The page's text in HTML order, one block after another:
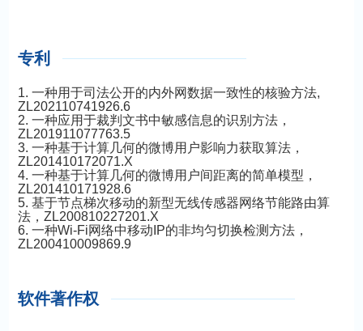
专利
1. 一种用于司法公开的内外网数据一致性的核验方法,
ZL202110741926.6
2. 一种应用于裁判文书中敏感信息的识别方法，
ZL201911077763.5
3. 一种基于计算几何的微博用户影响力获取算法，
ZL201410172071.X
4. 一种基于计算几何的微博用户间距离的简单模型，
ZL201410171928.6
5. 基于节点梯次移动的新型无线传感器网络节能路由算
法，ZL200810227201.X
6. 一种Wi-Fi网络中移动IP的非均匀切换检测方法，
ZL200410009869.9
软件著作权